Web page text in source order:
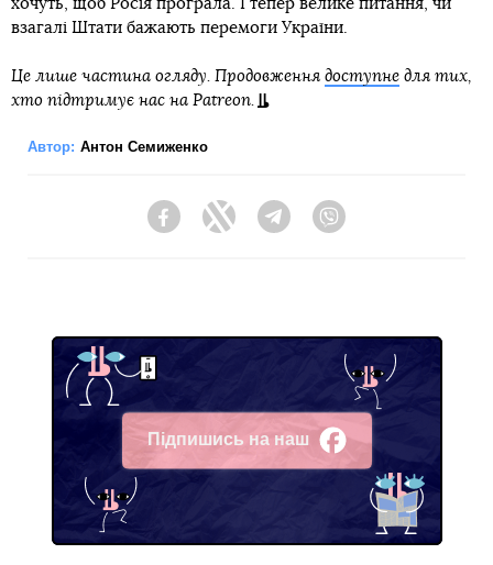
хочуть, щоб Росія програла. І тепер велике питання, чи
взагалі Штати бажають перемоги України.
Це лише частина огляду. Продовження доступне для тих,
хто підтримує нас на Patreon.
Автор: Антон Семиженко
FacebookTwitter Telegram
Підпишись на наш
Facebook